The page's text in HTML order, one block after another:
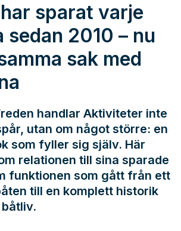
sparat varje
sedan 2010 – nu
sak med
handlar Aktiviteter inte
utan om något större: en
som fyller sig själv. Här
relationen till sina sparade
funktionen som gått från ett
till en komplett historik